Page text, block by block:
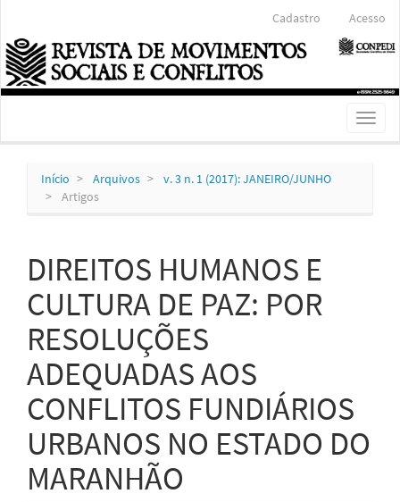
Conteúdo
principal
Barra
Lateral
Cadastro Acesso
Toggle
Início Arquivos
v. 3 n. 1 (2017): JANEIRO/JUNHO
Artigos
DIREITOS HUMANOS E
CULTURA DE PAZ: POR
RESOLUÇÕES
ADEQUADAS AOS
CONFLITOS FUNDIÁRIOS
URBANOS NO ESTADO DO
MARANHÃO